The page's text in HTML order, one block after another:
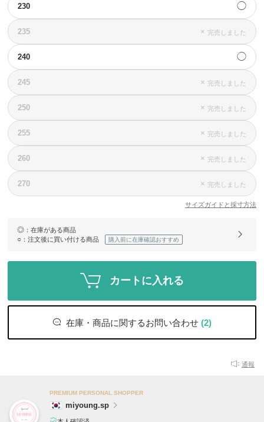
230 ◯
235 × 完売しました
240 ◯
245 × 完売しました
250 × 完売しました
255 × 完売しました
260 × 完売しました
270 × 完売しました
サイズガイドと採寸方法
◎ ：在庫がある商品
○ ：注文後に買い付ける商品 購入前に在庫確認おすすめ
カートに入れる
在庫・商品に関するお問い合わせ (2)
通報
PREMIUM PERSONAL SHOPPER
miyoung.sp